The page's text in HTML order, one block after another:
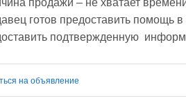
готов предоставить помощь
подтвержденную
на объявление